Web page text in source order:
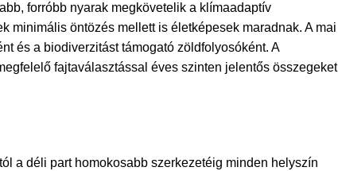
forróbb nyarak megkövetelik a klímaadaptív
minimális öntözés mellett is életképesek maradnak. A mai
és a biodiverzitást támogató zöldfolyosóként. A
fajtaválasztással éves szinten jelentős összegeket
a déli part homokosabb szerkezetéig minden helyszín